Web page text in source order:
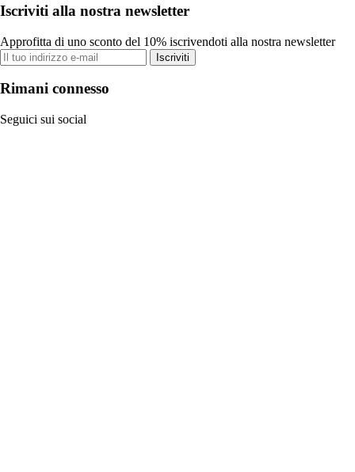
Iscriviti alla nostra newsletter
Approfitta di uno sconto del 10% iscrivendoti alla nostra newsletter
Iscriviti
Rimani connesso
Seguici sui social